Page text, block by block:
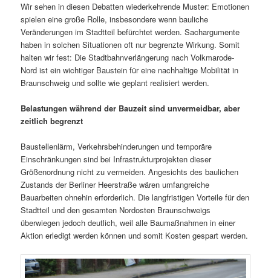
Wir sehen in diesen Debatten wiederkehrende Muster: Emotionen
spielen eine große Rolle, insbesondere wenn bauliche
Veränderungen im Stadtteil befürchtet werden. Sachargumente
haben in solchen Situationen oft nur begrenzte Wirkung. Somit
halten wir fest: Die Stadtbahnverlängerung nach Volkmarode-
Nord ist ein wichtiger Baustein für eine nachhaltige Mobilität in
Braunschweig und sollte wie geplant realisiert werden.
Belastungen während der Bauzeit sind unvermeidbar, aber
zeitlich begrenzt
Baustellenlärm, Verkehrsbehinderungen und temporäre
Einschränkungen sind bei Infrastrukturprojekten dieser
Größenordnung nicht zu vermeiden. Angesichts des baulichen
Zustands der Berliner Heerstraße wären umfangreiche
Bauarbeiten ohnehin erforderlich. Die langfristigen Vorteile für den
Stadtteil und den gesamten Nordosten Braunschweigs
überwiegen jedoch deutlich, weil alle Baumaßnahmen in einer
Aktion erledigt werden können und somit Kosten gespart werden.